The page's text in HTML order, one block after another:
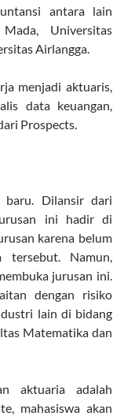
antara lain
Universitas
Airlangga.
menjadi aktuaris,
data keuangan,
Prospects.
baru. Dilansir dari
ini hadir di
karena belum
tersebut. Namun,
jurusan ini.
dengan risiko
lain di bidang
Matematika dan
aktuaria adalah
mahasiswa akan